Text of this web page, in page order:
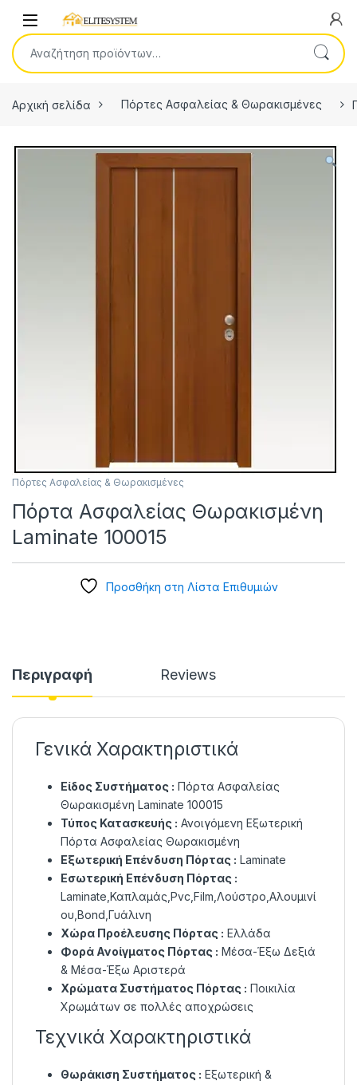
Open
Αναζήτηση για:
Αρχική σελίδα Πόρτες Ασφαλείας & Θωρακισμένες
Πόρτες Ασφαλείας & Θωρακισμένες
Πόρτα Ασφαλείας Θωρακισμένη
Laminate 100015
Προσθήκη στη Λίστα Επιθυμιών
Περιγραφή Reviews
Γενικά Χαρακτηριστικά
Είδος Συστήματος : Πόρτα Ασφαλείας
Θωρακισμένη Laminate 100015
Τύπος Κατασκευής : Ανοιγόμενη Εξωτερική
Πόρτα Ασφαλείας Θωρακισμένη
Εξωτερική Επένδυση Πόρτας : Laminate
Εσωτερική Επένδυση Πόρτας :
Laminate,Καπλαμάς,Pvc,Film,Λούστρο,Αλουμινί
ου,Bond,Γυάλινη
Χώρα Προέλευσης Πόρτας : Ελλάδα
Φορά Ανοίγματος Πόρτας : Μέσα-Έξω Δεξιά
& Μέσα-Έξω Αριστερά
Χρώματα Συστήματος Πόρτας : Ποικιλία
Χρωμάτων σε πολλές αποχρώσεις
Τεχνικά Χαρακτηριστικά
Θωράκιση Συστήματος : Εξωτερική &